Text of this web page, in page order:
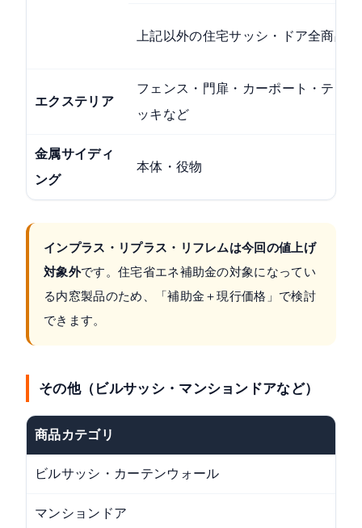
上記以外の住宅サッシ・ドア全商品
エクステリア
フェンス・門扉・カーポート・テラ
ッキなど
金属サイディ
ング
本体・役物
インプラス・リプラス・リフレムは今回の値上げ
対象外です。住宅省エネ補助金の対象になってい
る内窓製品のため、「補助金＋現行価格」で検討
できます。
その他（ビルサッシ・マンションドアなど）
商品カテゴリ
ビルサッシ・カーテンウォール
マンションドア